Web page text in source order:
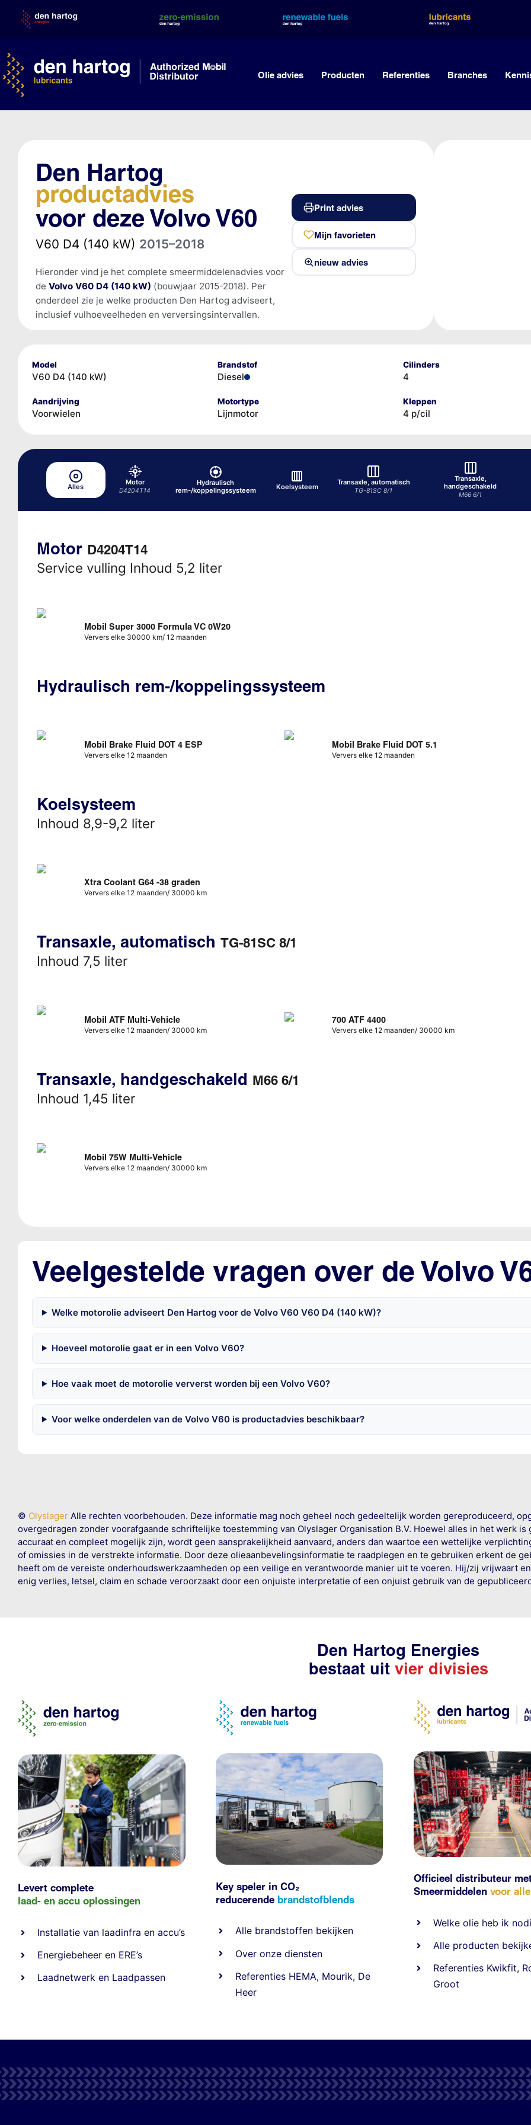
content
Olie advies Producten Referenties Branches
Den Hartog
productadvies
voor deze Volvo V60
V60 D4 (140 kW) 2015–2018
Hieronder vind je het complete smeermiddelenadvies voor
de Volvo V60 D4 (140 kW) (bouwjaar 2015-2018). Per
onderdeel zie je welke producten Den Hartog adviseert,
inclusief vulhoeveelheden en verversingsintervallen.
Print advies
Mijn favorieten
nieuw advies
Model
V60 D4 (140 kW)
Brandstof
Diesel
Cilinders
4
Aandrijving
Voorwielen
Motortype
Lijnmotor
Kleppen
4 p/cil
Alles
Motor
D4204T14
Hydraulisch
rem-/koppelingssysteem
Koelsysteem
Transaxle, automatisch
TG-81SC 8/1
Transaxle,
handgeschakeld
M66 6/1
Motor D4204T14
Service vulling Inhoud 5,2 liter
Mobil Super 3000 Formula VC 0W20
Ververs elke 30000 km/ 12 maanden
Hydraulisch rem-/koppelingssysteem
Mobil Brake Fluid DOT 4 ESP
Ververs elke 12 maanden
Mobil Brake Fluid DOT 5.1
Ververs elke 12 maanden
Koelsysteem
Inhoud 8,9-9,2 liter
Xtra Coolant G64 -38 graden
Ververs elke 12 maanden/ 30000 km
Transaxle, automatisch TG-81SC 8/1
Inhoud 7,5 liter
Mobil ATF Multi-Vehicle
Ververs elke 12 maanden/ 30000 km
700 ATF 4400
Ververs elke 12 maanden/ 30000 km
Transaxle, handgeschakeld M66 6/1
Inhoud 1,45 liter
Mobil 75W Multi-Vehicle
Ververs elke 12 maanden/ 30000 km
Veelgestelde vragen over de Volvo
Welke motorolie adviseert Den Hartog voor de Volvo V60 V60 D4 (140 kW)?
Hoeveel motorolie gaat er in een Volvo V60?
Hoe vaak moet de motorolie ververst worden bij een Volvo V60?
Voor welke onderdelen van de Volvo V60 is productadvies beschikbaar?
© OlyslagerAlle rechten voorbehouden. Deze informatie mag noch geheel noch gedeeltelijk worden gereproduceerd,
overgedragen zonder voorafgaande schriftelijke toestemming van Olyslager Organisation B.V. Hoewel alles in het werk
accuraat en compleet mogelijk zijn, wordt geen aansprakelijkheid aanvaard, anders dan waartoe een wettelijke
of omissies in de verstrekte informatie. Door deze olieaanbevelingsinformatie te raadplegen en te gebruiken erkent de
heeft om de vereiste onderhoudswerkzaamheden op een veilige en verantwoorde manier uit te voeren. Hij/zij vrijwaart
enig verlies, letsel, claim en schade veroorzaakt door een onjuiste interpretatie of een onjuist gebruik van de
Den Hartog Energies
bestaat uit vier divisies
Levert complete
laad- en accu oplossingen
Installatie van laadinfra en accu’s
Energiebeheer en ERE’s
Laadnetwerk en Laadpassen
Key speler in CO₂
reducerende brandstofblends
Alle brandstoffen bekijken
Over onze diensten
Referenties HEMA, Mourik, De
Heer
Officieel distributeur
Smeermiddelen voor
Welke olie heb ik
Alle producten
Referenties Kwikfit,
Groot